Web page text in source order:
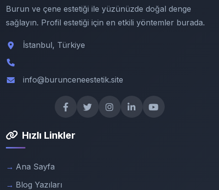
Burun ve çene estetiği ile yüzünüzde doğal denge
sağlayın. Profil estetiği için en etkili yöntemler burada.
İstanbul, Türkiye
info@burunceneestetik.site
Hızlı Linkler
Ana Sayfa
Blog Yazıları